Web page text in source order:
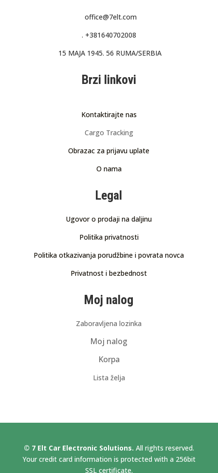
office@7elt.com
. +381640702008
15 MAJA 1945. 56 RUMA/SERBIA
Brzi linkovi
Kontaktirajte nas
Cargo Tracking
Obrazac za prijavu uplate
O nama
Legal
Ugovor o prodaji na daljinu
Politika privatnosti
Politika otkazivanja porudžbine i povrata novca
Privatnost i bezbednost
Moj nalog
Zaboravljena lozinka
Moj nalog
Korpa
Lista želja
© 7 Elt Car Electronic Solutions. All rights reserved.
Your credit card information is protected with a 256bit
SSL certificate.